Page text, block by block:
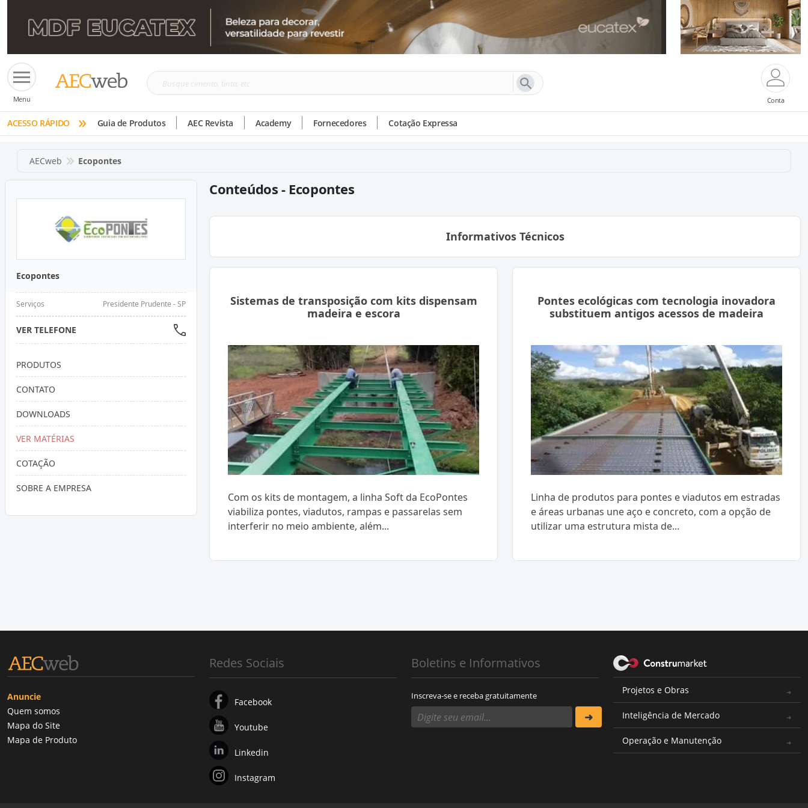
Menu
Busque
tinta,
etc
Conta
ACESSO RÁPIDO » Guia de Produtos AEC Revista Academy Fornecedores Cotação Expressa
AECweb Ecopontes
Ecopontes
Serviços Presidente Prudente - SP
VER TELEFONE
PRODUTOS
CONTATO
DOWNLOADS
VER MATÉRIAS
COTAÇÃO
SOBRE A EMPRESA
Conteúdos - Ecopontes
Informativos Técnicos
Sistemas de transposição com kits dispensam
madeira e escora
Com os kits de montagem, a linha Soft da EcoPontes
viabiliza pontes, viadutos, rampas e passarelas sem
interferir no meio ambiente, além...
Pontes ecológicas com tecnologia inovadora
substituem antigos acessos de madeira
Linha de produtos para pontes e viadutos em estradas
e áreas urbanas une aço e concreto, com a opção de
utilizar uma estrutura mista de...
Anuncie
Quem somos
Mapa do Site
Mapa de Produto
Redes Sociais
Facebook
Youtube
Linkedin
Instagram
Boletins e Informativos
Inscreva-se e receba gratuitamente
Projetos e Obras
Inteligência de Mercado
Operação e Manutenção